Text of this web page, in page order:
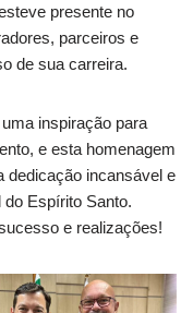
presente no
parceiros e
de sua carreira.
inspiração para
e esta homenagem
dedicação incansável e
Espírito Santo.
e realizações!